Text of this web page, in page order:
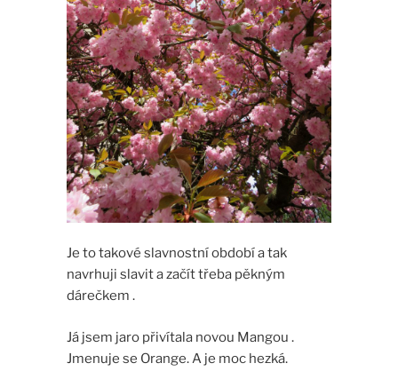
Je to takové slavnostní období a tak
navrhuji slavit a začít třeba pěkným
dárečkem .
Já jsem jaro přivítala novou Mangou .
Jmenuje se Orange. A je moc hezká.